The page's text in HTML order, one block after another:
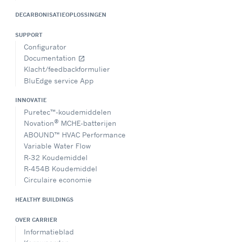
DECARBONISATIEOPLOSSINGEN
SUPPORT
Configurator
Documentation open_in_new
Klacht/feedbackformulier
BluEdge service App
INNOVATIE
Puretec™-koudemiddelen
Novation® MCHE-batterijen
ABOUND™ HVAC Performance
Variable Water Flow
R-32 Koudemiddel
R-454B Koudemiddel
Circulaire economie
HEALTHY BUILDINGS
OVER CARRIER
Informatieblad